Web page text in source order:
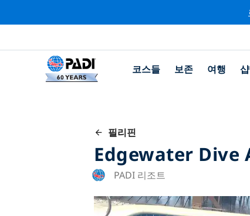
코스들 보존 여행 샵
필리핀
Edgewater Dive
PADI 리조트